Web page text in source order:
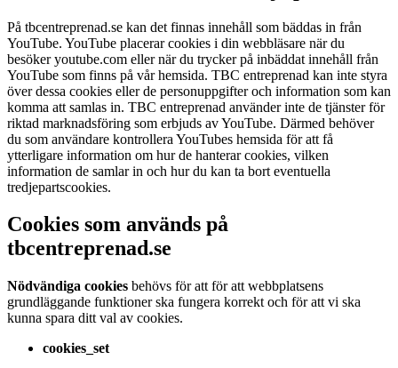
På tbcentreprenad.se kan det finnas innehåll som bäddas in från
YouTube. YouTube placerar cookies i din webbläsare när du
besöker youtube.com eller när du trycker på inbäddat innehåll från
YouTube som finns på vår hemsida. TBC entreprenad kan inte styra
över dessa cookies eller de personuppgifter och information som kan
komma att samlas in. TBC entreprenad använder inte de tjänster för
riktad marknadsföring som erbjuds av YouTube. Därmed behöver
du som användare kontrollera YouTubes hemsida för att få
ytterligare information om hur de hanterar cookies, vilken
information de samlar in och hur du kan ta bort eventuella
tredjepartscookies.
Cookies som används på
tbcentreprenad.se
Nödvändiga cookies behövs för att för att webbplatsens
grundläggande funktioner ska fungera korrekt och för att vi ska
kunna spara ditt val av cookies.
cookies_set